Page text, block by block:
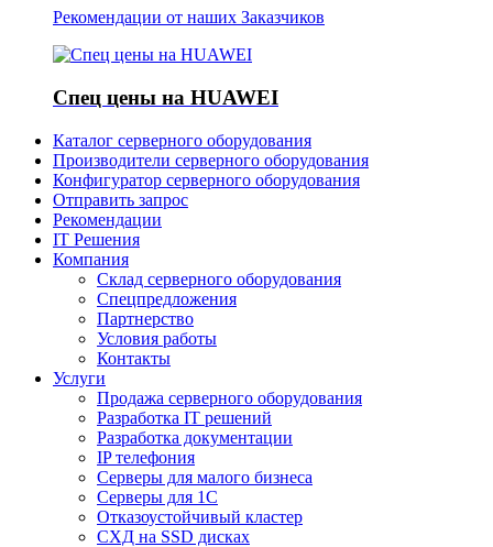
Рекомендации от наших Заказчиков
Спец цены на HUAWEI
Каталог серверного оборудования
Производители серверного оборудования
Конфигуратор серверного оборудования
Отправить запрос
Рекомендации
IT Решения
Компания
Склад серверного оборудования
Спецпредложения
Партнерство
Условия работы
Контакты
Услуги
Продажа серверного оборудования
Разработка IT решений
Разработка документации
IP телефония
Серверы для малого бизнеса
Серверы для 1С
Отказоустойчивый кластер
СХД на SSD дисках